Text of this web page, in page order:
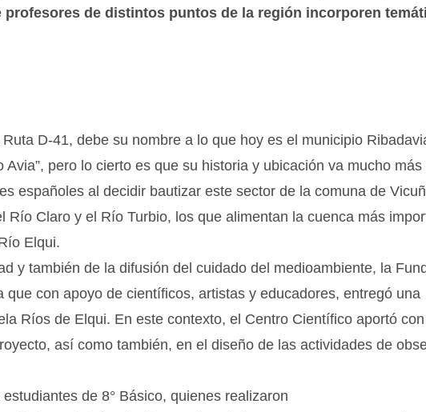
de distintos puntos de la región incorporen
D-41, debe su nombre a lo que hoy es el municipio
pero lo cierto es que su historia y ubicación va mucho más
españoles al decidir bautizar este sector de la comuna de
Río Claro y el Río Turbio, los que alimentan la cuenca más
Elqui.
y también de la difusión del cuidado del medioambiente, la
que con apoyo de científicos, artistas y educadores, entregó una
Ríos de Elqui. En este contexto, el Centro Científico aportó con
así como también, en el diseño de las actividades de
de 8° Básico, quienes realizaron